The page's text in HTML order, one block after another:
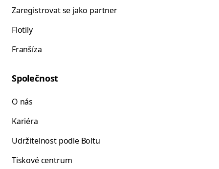
Zaregistrovat se jako partner
Flotily
Franšíza
Společnost
O nás
Kariéra
Udržitelnost podle Boltu
Tiskové centrum